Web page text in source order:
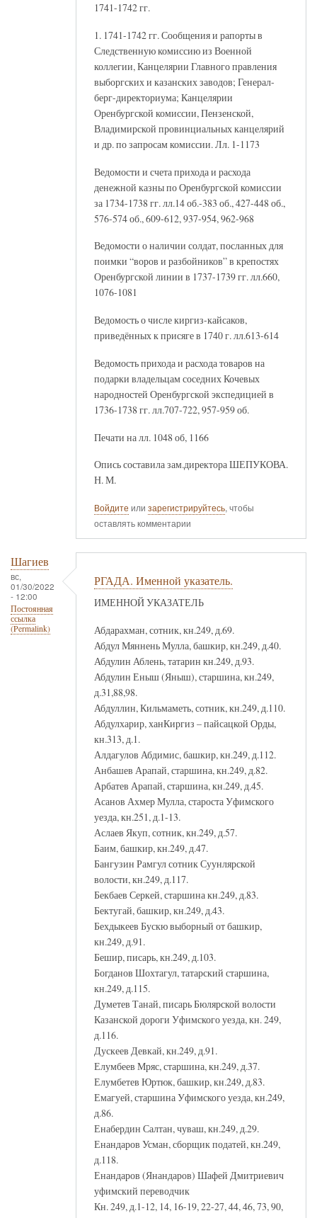
1741-1742 гг.
1. 1741-1742 гг. Сообщения и рапорты в
Следственную комиссию из Военной
коллегии, Канцелярии Главного правления
выборгских и казанских заводов; Генерал-
берг-директориума; Канцелярии
Оренбургской комиссии, Пензенской,
Владимирской провинциальных канцелярий
и др. по запросам комиссии. Лл. 1-1173
Ведомости и счета прихода и расхода
денежной казны по Оренбургской комиссии
за 1734-1738 гг. лл.14 об.-383 об., 427-448 об.,
576-574 об., 609-612, 937-954, 962-968
Ведомости о наличии солдат, посланных для
поимки “воров и разбойников” в крепостях
Оренбургской линии в 1737-1739 гг. лл.660,
1076-1081
Ведомость о числе киргиз-кайсаков,
приведённых к присяге в 1740 г. лл.613-614
Ведомость прихода и расхода товаров на
подарки владельцам соседних Кочевых
народностей Оренбургской экспедицией в
1736-1738 гг. лл.707-722, 957-959 об.
Печати на лл. 1048 об, 1166
Опись составила зам.директора ШЕПУКОВА.
Н. М.
Войдите или зарегистрируйтесь, чтобы
оставлять комментарии
Шагиев
вс,
01/30/2022
- 12:00
Постоянная
ссылка
(Permalink)
РГАДА. Именной указатель.
ИМЕННОЙ УКАЗАТЕЛЬ
Абдарахман, сотник, кн.249, д.69.
Абдул Мяннень Мулла, башкир, кн.249, д.40.
Абдулин Аблень, татарин кн.249, д.93.
Абдулин Еныш (Яныш), старшина, кн.249,
д.31,88,98.
Абдуллин, Кильмаметь, сотник, кн.249, д.110.
Абдулхарир, ханКиргиз – пайсацкой Орды,
кн.313, д.1.
Алдагулов Абдимис, башкир, кн.249, д.112.
Анбашев Арапай, старшина, кн.249, д.82.
Арбатев Арапай, старшина, кн.249, д.45.
Асанов Ахмер Мулла, староста Уфимского
уезда, кн.251, д.1-13.
Аслаев Якуп, сотник, кн.249, д.57.
Баим, башкир, кн.249, д.47.
Бангузин Рамгул сотник Суунлярской
волости, кн.249, д.117.
Бекбаев Серкей, старшина кн.249, д.83.
Бектугай, башкир, кн.249, д.43.
Бехдыкеев Бускю выборный от башкир,
кн.249, д.91.
Бешир, писарь, кн.249, д.103.
Богданов Шохтагул, татарский старшина,
кн.249, д.115.
Думетев Танай, писарь Бюлярской волости
Казанской дороги Уфимского уезда, кн. 249,
д.116.
Дускеев Девкай, кн.249, д.91.
Елумбеев Мряс, старшина, кн.249, д.37.
Елумбетев Юртюк, башкир, кн.249, д.83.
Емагуей, старшина Уфимского уезда, кн.249,
д.86.
Енабердин Салтан, чуваш, кн.249, д.29.
Енандаров Усман, сборщик податей, кн.249,
д.118.
Енандаров (Янандаров) Шафей Дмитриевич
уфимский переводчик
Кн. 249, д.1-12, 14, 16-19, 22-27, 44, 46, 73, 90,